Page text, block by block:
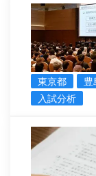
東京都 豊
入試分析